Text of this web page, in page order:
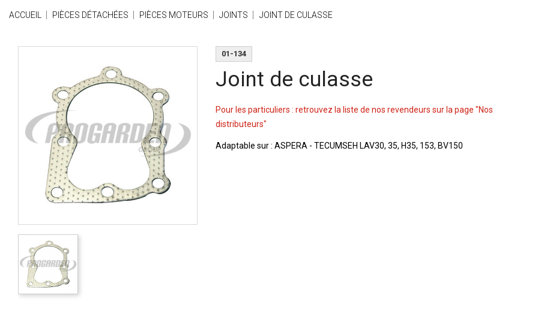
ACCUEIL PIÈCES DÉTACHÉES PIÈCES MOTEURS JOINTS JOINT DE CULASSE
01-134
Joint de culasse
Pour les particuliers : retrouvez la liste de nos revendeurs sur la page "Nos
distributeurs"
Adaptable sur : ASPERA - TECUMSEH LAV30, 35, H35, 153, BV150